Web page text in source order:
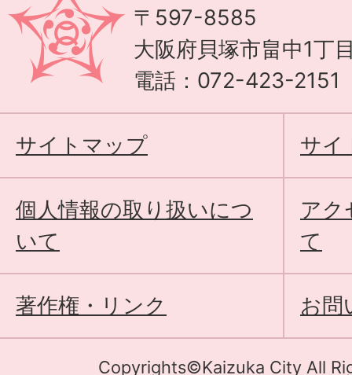
〒597-8585
大阪府貝塚市畠中1丁
電話：072-423-2151
サイトマップ サイ
個人情報の取り扱いにつ
いて
アク
て
著作権・リンク お問
Copyrights©Kaizuka City All